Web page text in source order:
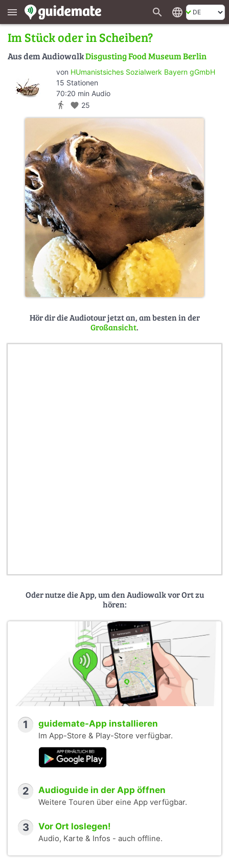
menu search language
Im Stück oder in Scheiben?
Aus dem AudiowalkDisgusting Food Museum Berlin
von HUmanistsiches Sozialwerk Bayern gGmbH
15 Stationen
70:20 min Audio
directions_walk favorite 25
Hör dir die Audiotour jetzt an, am besten in der
Großansicht.
Oder nutze die App, um den Audiowalk vor Ort zu
hören:
1 guidemate-App installieren
Im App-Store & Play-Store verfügbar.
2 Audioguide in der App öffnen
Weitere Touren über eine App verfügbar.
3 Vor Ort loslegen!
Audio, Karte & Infos - auch offline.